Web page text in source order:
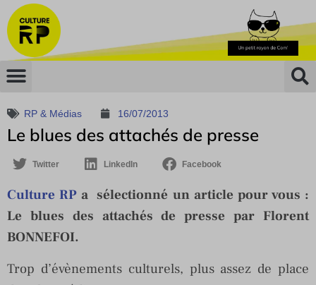
RP & Médias 16/07/2013
Le blues des attachés de presse
Twitter LinkedIn Facebook
Culture RP a sélectionné un article pour vous :
Le blues des attachés de presse par Florent
BONNEFOI.
Trop d’évènements culturels, plus assez de place